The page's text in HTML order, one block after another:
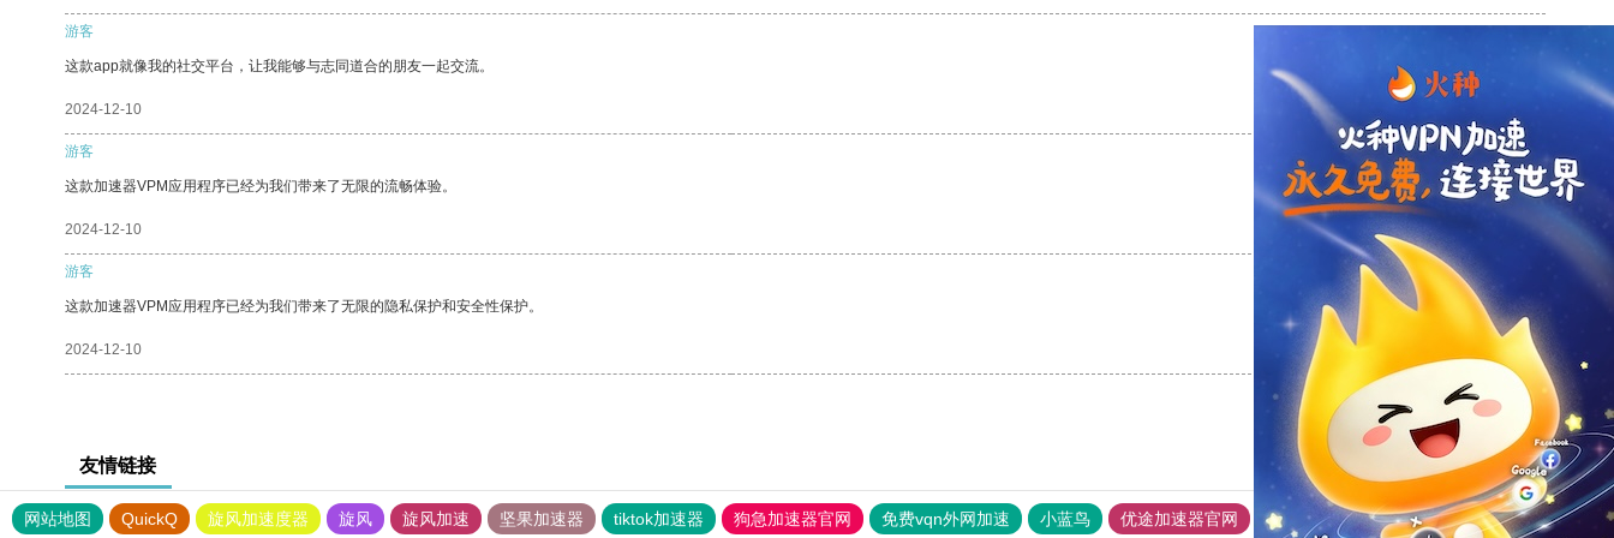
游客
这款app就像我的社交平台，让我能够与志同道合的朋友一起交流。
2024-12-10
游客
这款加速器VPM应用程序已经为我们带来了无限的流畅体验。
2024-12-10 反对
游客
这款加速器VPM应用程序已经为我们带来了无限的隐私保护和安全性保护。
2024-12-10 反对[0]
友情链接
网站地图 QuickQ 旋风加速度器 旋风 旋风加速 坚果加速器 tiktok加速器 狗急加速器官网 免费vqn外网加速 小蓝鸟 优途加速器官网 风驰加速器 旋风加速器 八戒看书